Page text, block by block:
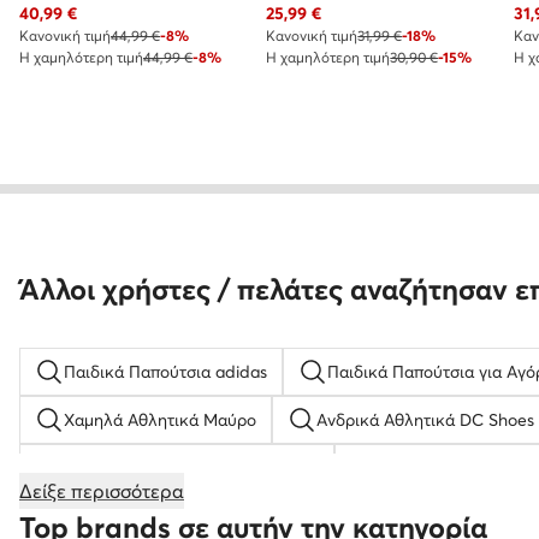
Τρέχουσα τιμή
40,99 €
Κανονική τιμή44,99 €-8%
Η χαμηλότερη τιμή44,99 €-8%
Τρέχουσα τιμή
25,99 €
Κανονική τιμή31,99 €-18%
Η χαμηλότερη τιμή30,90 €-15%
Η
Άλλοι χρήστες / πελάτες αναζήτησαν
Παιδικά Παπούτσια adidas Παιδικά Παπούτσια για
Χαμηλά Αθλητικά Μαύρο Ανδρικά Αθλητικά DC Shoes
Λευκά Σανδάλια για Γυναίκες Μωβ Σανδάλια για Μικρά
Δείξε περισσότερα
Top brands σε αυτήν την κατηγορία